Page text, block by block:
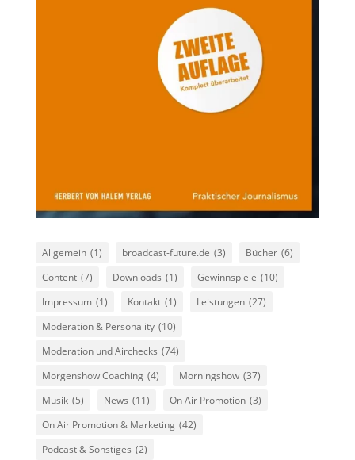
Allgemein (1) broadcast-future.de (3) Bücher (6)
Content (7) Downloads (1) Gewinnspiele (10)
Impressum (1) Kontakt (1) Leistungen (27)
Moderation & Personality (10)
Moderation und Airchecks (74)
Morgenshow Coaching (4) Morningshow (37)
Musik (5) News (11) On Air Promotion (3)
On Air Promotion & Marketing (42)
Podcast & Sonstiges (2)